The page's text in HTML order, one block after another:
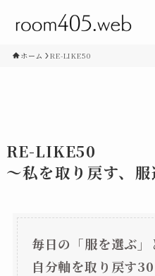
ホーム RE-LIKE50
RE-LIKE50
～私を取り戻す、
毎日の「服を選ぶ」
自分軸を取り戻す